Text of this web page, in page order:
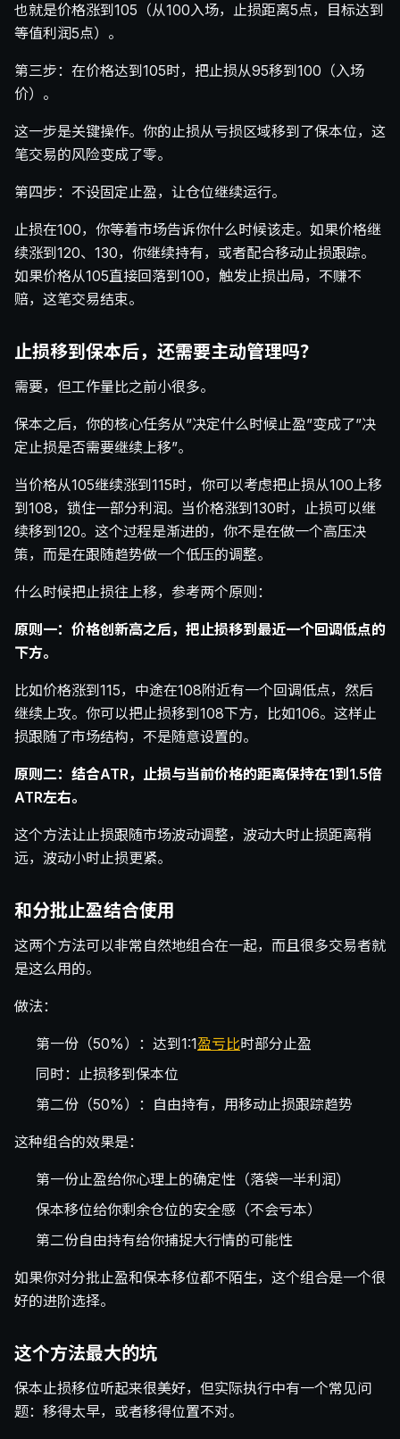
也就是价格涨到105（从100入场，止损距离5点，目标达到
等值利润5点）。
第三步：在价格达到105时，把止损从95移到100（入场
价）。
这一步是关键操作。你的止损从亏损区域移到了保本位，这
笔交易的风险变成了零。
第四步：不设固定止盈，让仓位继续运行。
止损在100，你等着市场告诉你什么时候该走。如果价格继
续涨到120、130，你继续持有，或者配合移动止损跟踪。
如果价格从105直接回落到100，触发止损出局，不赚不
赔，这笔交易结束。
止损移到保本后，还需要主动管理吗？
需要，但工作量比之前小很多。
保本之后，你的核心任务从”决定什么时候止盈”变成了”决
定止损是否需要继续上移”。
当价格从105继续涨到115时，你可以考虑把止损从100上移
到108，锁住一部分利润。当价格涨到130时，止损可以继
续移到120。这个过程是渐进的，你不是在做一个高压决
策，而是在跟随趋势做一个低压的调整。
什么时候把止损往上移，参考两个原则：
原则一：价格创新高之后，把止损移到最近一个回调低点的
下方。
比如价格涨到115，中途在108附近有一个回调低点，然后
继续上攻。你可以把止损移到108下方，比如106。这样止
损跟随了市场结构，不是随意设置的。
原则二：结合ATR，止损与当前价格的距离保持在1到1.5倍
ATR左右。
这个方法让止损跟随市场波动调整，波动大时止损距离稍
远，波动小时止损更紧。
和分批止盈结合使用
这两个方法可以非常自然地组合在一起，而且很多交易者就
是这么用的。
做法：
第一份（50%）：达到1:1盈亏比时部分止盈
同时：止损移到保本位
第二份（50%）：自由持有，用移动止损跟踪趋势
这种组合的效果是：
第一份止盈给你心理上的确定性（落袋一半利润）
保本移位给你剩余仓位的安全感（不会亏本）
第二份自由持有给你捕捉大行情的可能性
如果你对分批止盈和保本移位都不陌生，这个组合是一个很
好的进阶选择。
这个方法最大的坑
保本止损移位听起来很美好，但实际执行中有一个常见问
题：移得太早，或者移得位置不对。